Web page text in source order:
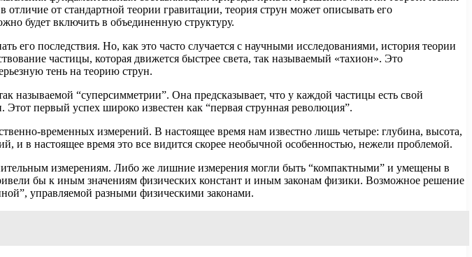
от стандартной теории гравитации, теория струн может описывать его
будет включить в объединенную структуру.
его последствия. Но, как это часто случается с научными исследованиями, история теории
частицы, которая движется быстрее света, так называемый «тахион». Это
тень на теорию струн.
называемой “суперсимметрии”. Она предсказывает, что у каждой частицы есть свой
первый успех широко известен как “первая струнная революция”.
временных измерений. В настоящее время нам известно лишь четыре: глубина, высота,
и в настоящее время это все видится скорее необычной особенностью, нежели проблемой.
измерениям. Либо же лишние измерения могли быть “компактными” и умещены в
бы к иным значениям физических констант и иным законам физики. Возможное решение
управляемой разными физическими законами.